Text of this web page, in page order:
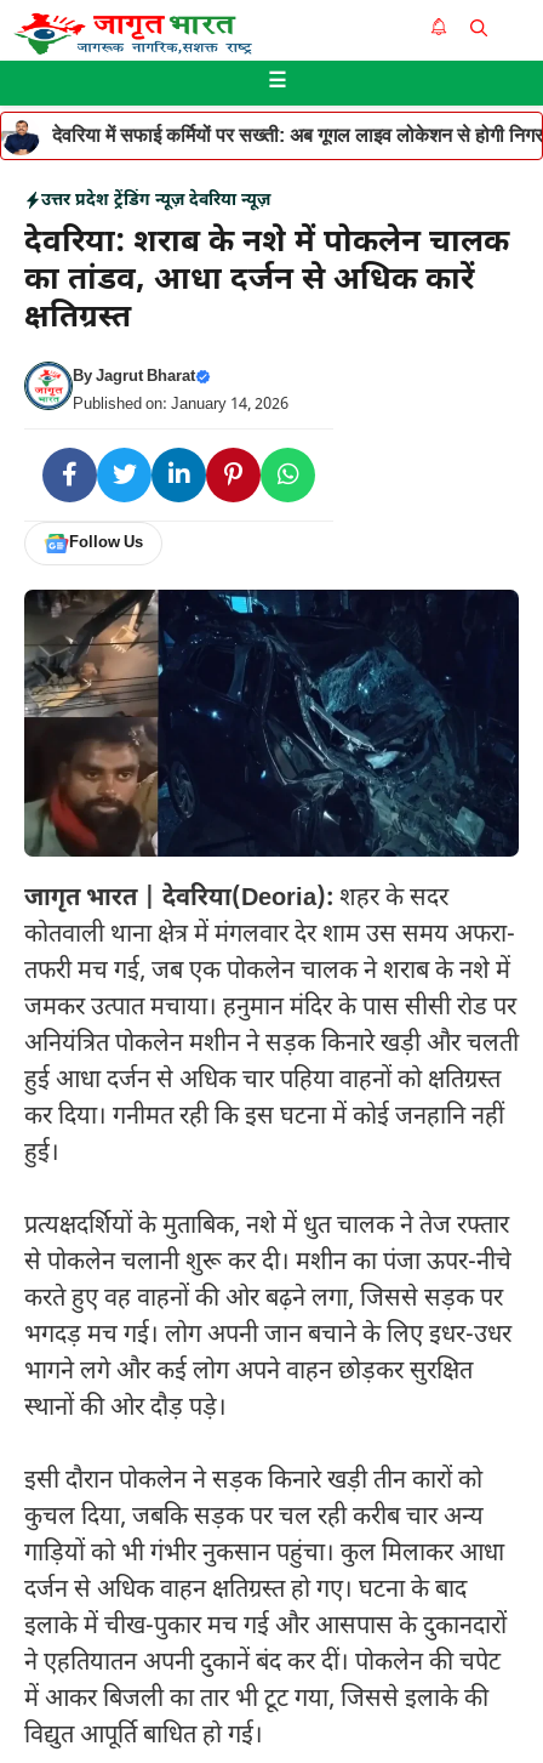
Skip
to
☰
देवरिया में सफाई कर्मियों पर सख्ती: अब गूगल लाइव लोकेशन से होगी
उत्तर प्रदेश ट्रेंडिंग न्यूज़ देवरिया न्यूज़
देवरिया: शराब के नशे में पोकलेन चालक
का तांडव, आधा दर्जन से अधिक कारें
क्षतिग्रस्त
ByJagrut Bharat
Published on: January 14, 2026
Follow Us
जागृत भारत | देवरिया(Deoria): शहर के सदर
कोतवाली थाना क्षेत्र में मंगलवार देर शाम उस समय अफरा-
तफरी मच गई, जब एक पोकलेन चालक ने शराब के नशे में
जमकर उत्पात मचाया। हनुमान मंदिर के पास सीसी रोड पर
अनियंत्रित पोकलेन मशीन ने सड़क किनारे खड़ी और चलती
हुई आधा दर्जन से अधिक चार पहिया वाहनों को क्षतिग्रस्त
कर दिया। गनीमत रही कि इस घटना में कोई जनहानि नहीं
हुई।
प्रत्यक्षदर्शियों के मुताबिक, नशे में धुत चालक ने तेज रफ्तार
से पोकलेन चलानी शुरू कर दी। मशीन का पंजा ऊपर-नीचे
करते हुए वह वाहनों की ओर बढ़ने लगा, जिससे सड़क पर
भगदड़ मच गई। लोग अपनी जान बचाने के लिए इधर-उधर
भागने लगे और कई लोग अपने वाहन छोड़कर सुरक्षित
स्थानों की ओर दौड़ पड़े।
इसी दौरान पोकलेन ने सड़क किनारे खड़ी तीन कारों को
कुचल दिया, जबकि सड़क पर चल रही करीब चार अन्य
गाड़ियों को भी गंभीर नुकसान पहुंचा। कुल मिलाकर आधा
दर्जन से अधिक वाहन क्षतिग्रस्त हो गए। घटना के बाद
इलाके में चीख-पुकार मच गई और आसपास के दुकानदारों
ने एहतियातन अपनी दुकानें बंद कर दीं। पोकलेन की चपेट
में आकर बिजली का तार भी टूट गया, जिससे इलाके की
विद्युत आपूर्ति बाधित हो गई।